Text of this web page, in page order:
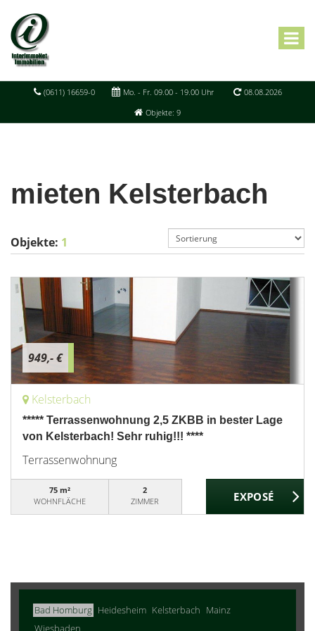
(0611) 16659-0 Mo. - Fr. 09.00 - 19.00 Uhr
08.08.2026
Objekte: 9
mieten Kelsterbach
Objekte: 1
949,- €
Kelsterbach
***** Terrassenwohnung 2,5 ZKBB in bester Lage
von Kelsterbach! Sehr ruhig!!! ****
Terrassenwohnung
75 m²
WOHNFLÄCHE
2
ZIMMER
Bad Homburg Heidesheim Kelsterbach Mainz
Wiesbaden